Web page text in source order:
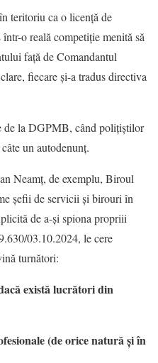
teritoriu ca o licență de
o reală competiție menită să
față de Comandantul
fiecare și-a tradus directiva
de la DGPMB, când polițiștilor
un autodenunț.
Neamț, de exemplu, Biroul
șefii de servicii și birouri în
de a-și spiona propriii
03.10.2024, le cere
turnători:
există lucrători din
(de orice natură și în